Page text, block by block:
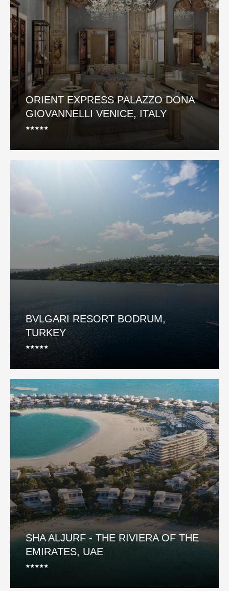
ORIENT EXPRESS PALAZZO DONA
GIOVANNELLI VENICE, ITALY
⭑⭑⭑⭑⭑
BVLGARI RESORT BODRUM,
TURKEY
⭑⭑⭑⭑⭑
SHA ALJURF - THE RIVIERA OF THE
EMIRATES, UAE
⭑⭑⭑⭑⭑